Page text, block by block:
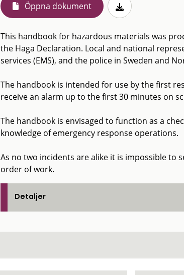
Öppna dokument
This handbook for hazardous materials was
the Haga Declaration. Local and national
services (EMS), and the police in Sweden and
The handbook is intended for use by the first
receive an alarm up to the first 30 minutes on
The handbook is envisaged to function as a
knowledge of emergency response operations.
As no two incidents are alike it is impossible to
order of work.
Detaljer